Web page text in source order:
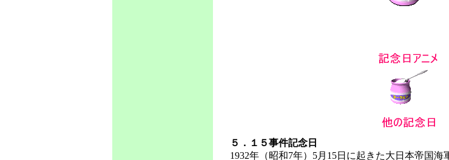
５．１５事件記念日
1932年（昭和7年）5月15日に起きた大日本帝国海